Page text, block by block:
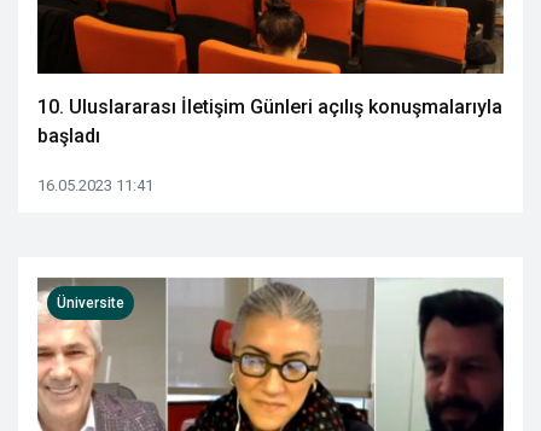
10. Uluslararası İletişim Günleri açılış konuşmalarıyla
başladı
16.05.2023 11:41
Üniversite